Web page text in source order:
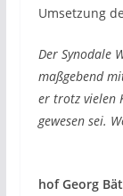
Umsetzung
Der Synodale
maßgebend
er trotz vielen
gewesen sei.
hof Georg